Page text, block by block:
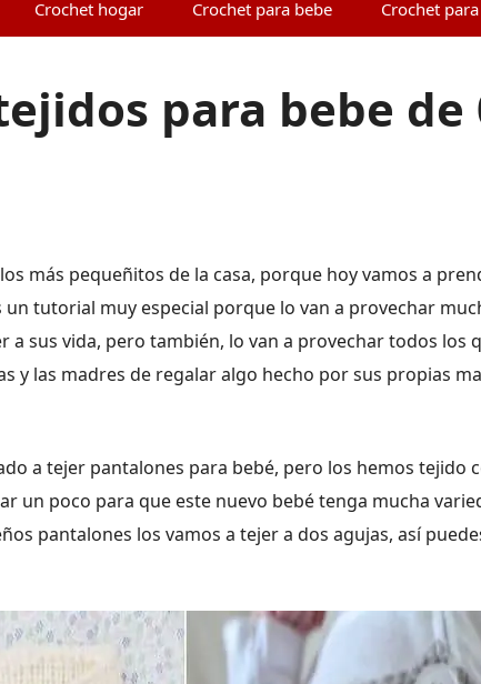
Crochet hogar Crochet para bebe Crochet
para bebe de
más pequeñitos de la casa, porque hoy vamos a
un tutorial muy especial porque lo van a provechar
a sus vida, pero también, lo van a provechar todos los
y las madres de regalar algo hecho por sus propias
a tejer pantalones para bebé, pero los hemos tejido
un poco para que este nuevo bebé tenga mucha
pantalones los vamos a tejer a dos agujas, así